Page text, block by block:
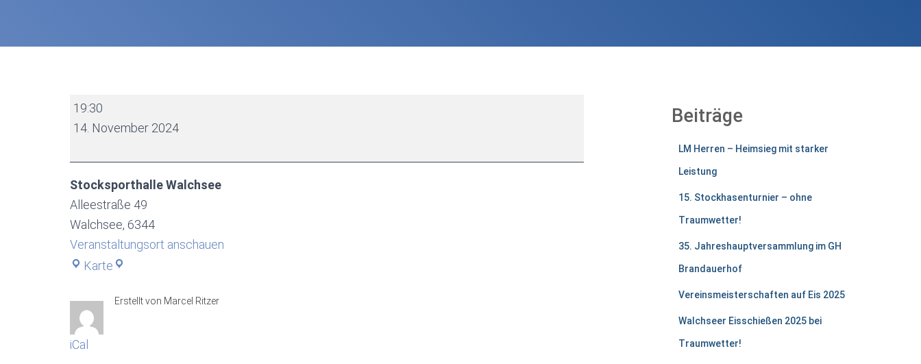
Dorfmeisterschaft
2024
Vorrunde
Gruppe
2
Damen
19:30
14. November 2024
Stocksporthalle Walchsee
Alleestraße 49
Walchsee, 6344
Veranstaltungsort anschauen
Karte Stocksporthalle
Erstellt von Marcel Ritzer
iCal
Beiträge
LM Herren – Heimsieg mit starker
Leistung
15. Stockhasenturnier – ohne
Traumwetter!
35. Jahreshauptversammlung im GH
Brandauerhof
Vereinsmeisterschaften auf Eis 2025
Walchseer Eisschießen 2025 bei
Traumwetter!